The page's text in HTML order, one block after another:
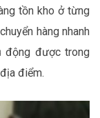
tồn kho ở từng
hàng nhanh
động được trong
điểm.